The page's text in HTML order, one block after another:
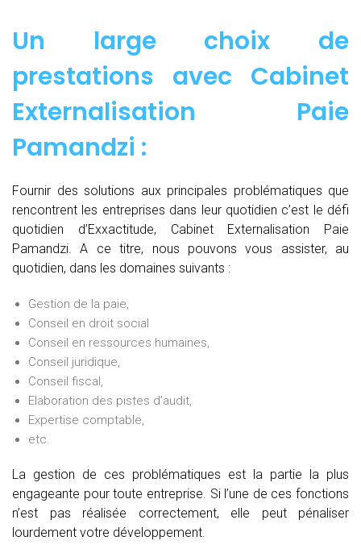
Un large choix de
prestations avec Cabinet
Externalisation Paie
Pamandzi :
Fournir des solutions aux principales problématiques que
rencontrent les entreprises dans leur quotidien c’est le défi
quotidien d’Exxactitude, Cabinet Externalisation Paie
Pamandzi. A ce titre, nous pouvons vous assister, au
quotidien, dans les domaines suivants :
Gestion de la paie,
Conseil en droit social
Conseil en ressources humaines,
Conseil juridique,
Conseil fiscal,
Elaboration des pistes d’audit,
Expertise comptable,
etc.
La gestion de ces problématiques est la partie la plus
engageante pour toute entreprise. Si l’une de ces fonctions
n’est pas réalisée correctement, elle peut pénaliser
lourdement votre développement.